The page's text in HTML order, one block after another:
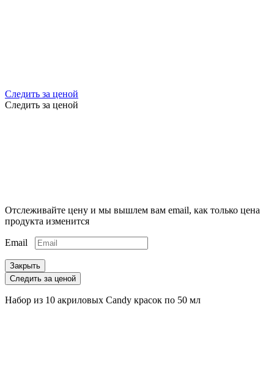
Следить за ценой
Следить за ценой
Отслеживайте цену и мы вышлем вам email, как только цена
продукта изменится
Email
Закрыть
Следить за ценой
Набор из 10 акриловых Candy красок по 50 мл